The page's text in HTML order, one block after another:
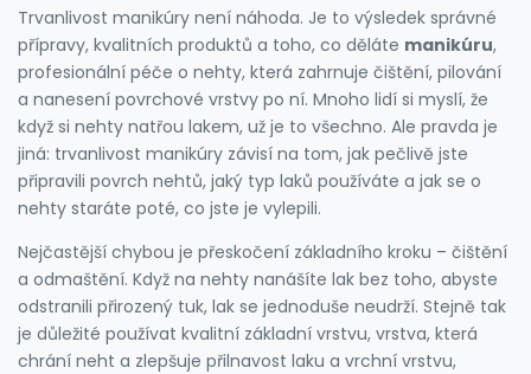
Trvanlivost manikúry není náhoda. Je to výsledek správné
přípravy, kvalitních produktů a toho, co děláte manikúru,
profesionální péče o nehty, která zahrnuje čištění, pilování
a nanesení povrchové vrstvy po ní. Mnoho lidí si myslí, že
když si nehty natřou lakem, už je to všechno. Ale pravda je
jiná: trvanlivost manikúry závisí na tom, jak pečlivě jste
připravili povrch nehtů, jaký typ laků používáte a jak se o
nehty staráte poté, co jste je vylepili.
Nejčastější chybou je přeskočení základního kroku – čištění
a odmaštění. Když na nehty nanášíte lak bez toho, abyste
odstranili přirozený tuk, lak se jednoduše neudrží. Stejně tak
je důležité používat kvalitní základní vrstvu, vrstva, která
chrání neht a zlepšuje přilnavost laku a vrchní vrstvu,